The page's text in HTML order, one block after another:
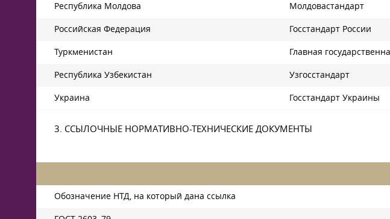
Республика Молдова Молдовастандарт
Российская Федерация Госстандарт России
Туркменистан Главная
Республика Узбекистан Узгосстандарт
Украина Госстандарт Украины
3. ССЫЛОЧНЫЕ НОРМАТИВНО-ТЕХНИЧЕСКИЕ ДОКУМЕНТЫ
Обозначение НТД, на который дана ссылка